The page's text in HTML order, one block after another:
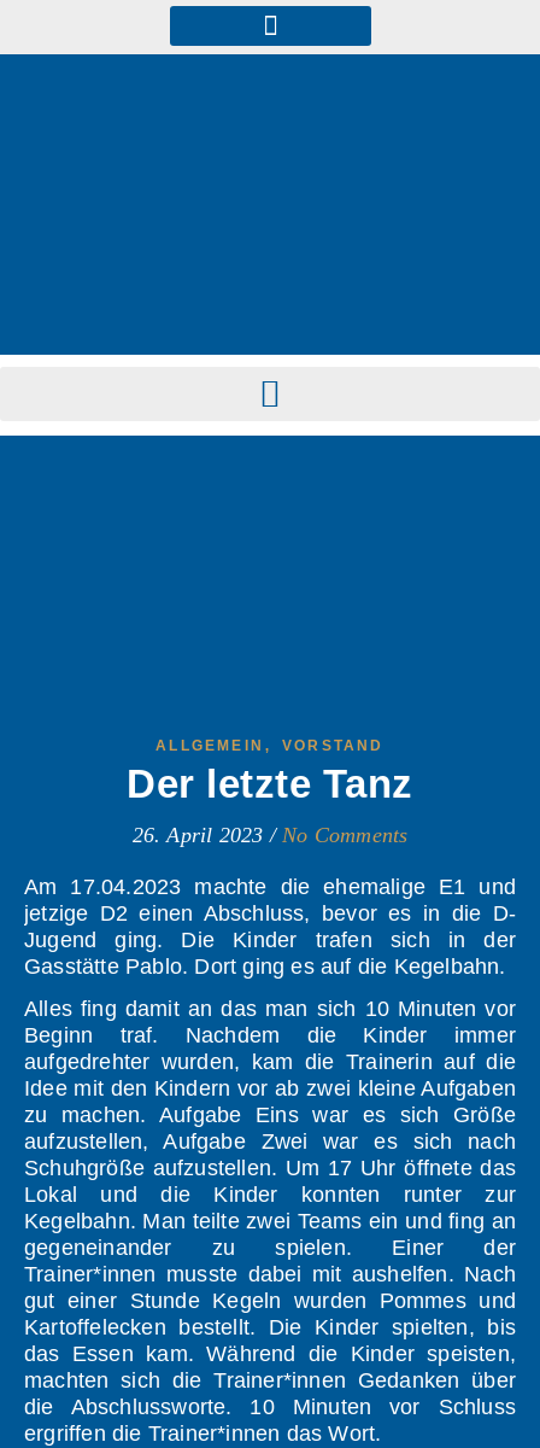
ALLGEMEIN ,VORSTAND
Der letzte Tanz
26. April 2023 / No Comments
Am 17.04.2023 machte die ehemalige E1 und
jetzige D2 einen Abschluss, bevor es in die D-
Jugend ging. Die Kinder trafen sich in der
Gasstätte Pablo. Dort ging es auf die Kegelbahn.
Alles fing damit an das man sich 10 Minuten vor
Beginn traf. Nachdem die Kinder immer
aufgedrehter wurden, kam die Trainerin auf die
Idee mit den Kindern vor ab zwei kleine Aufgaben
zu machen. Aufgabe Eins war es sich Größe
aufzustellen, Aufgabe Zwei war es sich nach
Schuhgröße aufzustellen. Um 17 Uhr öffnete das
Lokal und die Kinder konnten runter zur
Kegelbahn. Man teilte zwei Teams ein und fing an
gegeneinander zu spielen. Einer der
Trainer*innen musste dabei mit aushelfen. Nach
gut einer Stunde Kegeln wurden Pommes und
Kartoffelecken bestellt. Die Kinder spielten, bis
das Essen kam. Während die Kinder speisten,
machten sich die Trainer*innen Gedanken über
die Abschlussworte. 10 Minuten vor Schluss
ergriffen die Trainer*innen das Wort.